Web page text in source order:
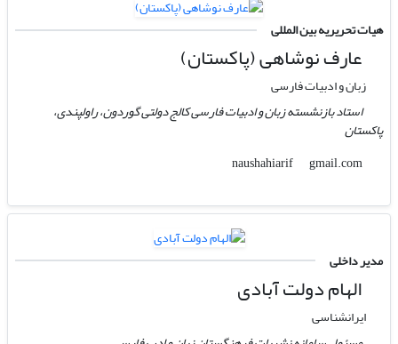
هیات تحریریه بین المللی
عارف نوشاهی (پاکستان)
زبان و ادبیات فارسی
استاد بازنشسته زبان و ادبیات فارسی کالج دولتی گوردون، راولپندی،
پاکستان
naushahiarif
gmail.com
مدیر داخلی
الهام دولت آبادی
ایرانشناسی